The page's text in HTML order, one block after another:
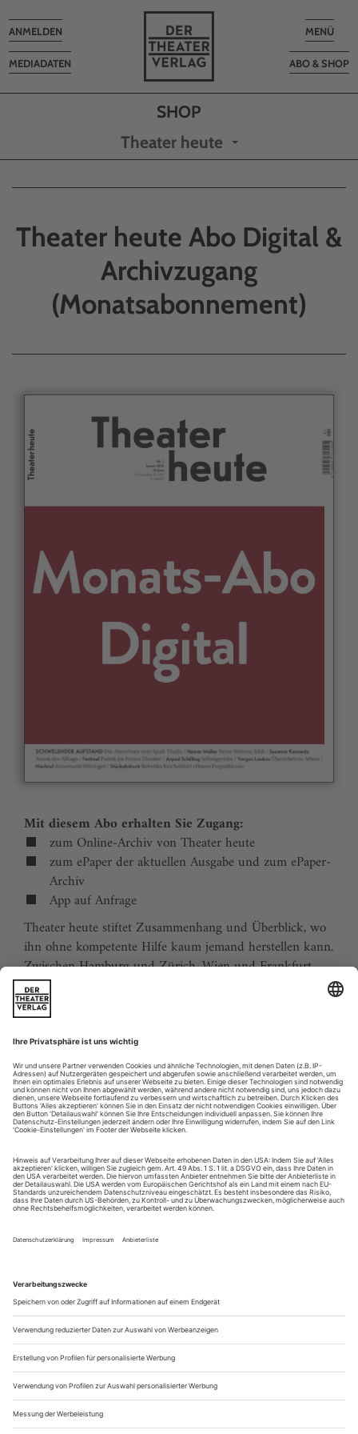
Toggle
MENÜ
ABO & SHOP
MEDIADATEN
Toggle
navigation
ANMELDEN
Theater heute
Theater heute Abo Digital &
Archivzugang
(Monatsabonnement)
Mit diesem Abo erhalten Sie Zugang:
zum Online-Archiv von Theater heute
zum ePaper der aktuellen Ausgabe und zum ePaper-
Archiv
App auf Anfrage
Theater heute stiftet Zusammenhang und Überblick, wo
ihn ohne kompetente Hilfe kaum jemand herstellen kann.
Zwischen Hamburg und Zürich, Wien und Frankfurt,
Jena und Aachen gibt es wie nirgends auf der Welt eine
dichte, vielfältige und produktive Theaterszene. Mit
Theater heute sind Sie jederzeit über die wichtigsten
Ereignisse informiert. Theater heute erscheint 12-mal im
Jahr mit einem Doppelheft im Juli und dem Jahrbuch im
August.
Sie erhalten Zugang zum Online-Archiv von Theater
heute und können sowohl das aktuelle ePaper als auch
das ePaper-Archiv über Ihren Account auf www.der-
theaterverlag.de einsehen. Zugang zur App auf Anfrage.
Das Abonnement hat eine Laufzeit von einem Monat und
verlängert sich jeweils um einen weiteren Monat, sofern
es nicht vom Kunden auf der Seite „Mein Konto/Meine
Bestellungen“ auf www.der-theaterverlag.de gekündigt
in Kraft.
Aus steuerlichen Gründen abweichende Preise für Käufe
außerhalb Deutschlands (Endpreis vor Auslösen der Bestellung
ersichtlich)